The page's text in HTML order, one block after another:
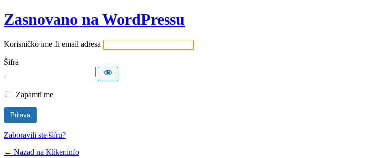
Zasnovano na WordPressu
Korisničko ime ili email adresa
Šifra
Zapamti me
Zaboravili ste šifru?
← Nazad na Kliker.info